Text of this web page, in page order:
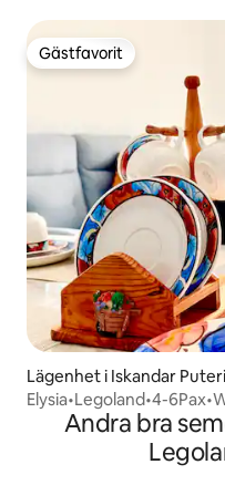
Gästfavorit
Gästfavorit
Lägenhet i Iskandar Puteri
Elysia•Legoland•4-
Andra bra